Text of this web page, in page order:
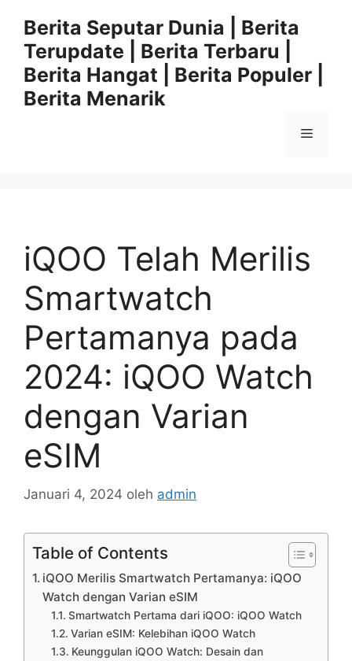
Berita Seputar Dunia | Berita
Terupdate | Berita Terbaru |
Berita Hangat | Berita Populer |
Berita Menarik
Menu
iQOO Telah Merilis
Smartwatch
Pertamanya pada
2024: iQOO Watch
dengan Varian
eSIM
Januari 4, 2024 oleh admin
Table of Contents
iQOO Merilis Smartwatch Pertamanya: iQOO
Watch dengan Varian eSIM
Smartwatch Pertama dari iQOO: iQOO Watch
Varian eSIM: Kelebihan iQOO Watch
Keunggulan iQOO Watch: Desain dan